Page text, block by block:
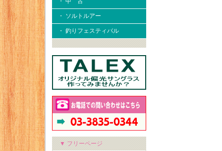
・ ソルトルアー
・ 釣りフェスティバル
▼ フリーページ